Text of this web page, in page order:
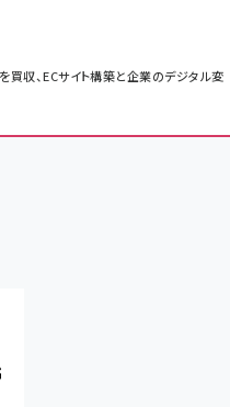
買収、ECサイト構築と企業のデジタル変